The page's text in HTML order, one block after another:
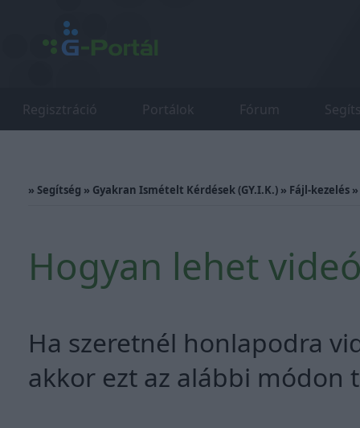
Regisztráció Portálok Fórum
» Segítség » Gyakran Ismételt Kérdések (GY.I.K.) » Fájl-kezelés »
Hogyan lehet
Ha szeretnél honlapodra
akkor ezt az alábbi módon